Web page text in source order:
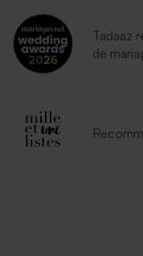
Tadaaz
de